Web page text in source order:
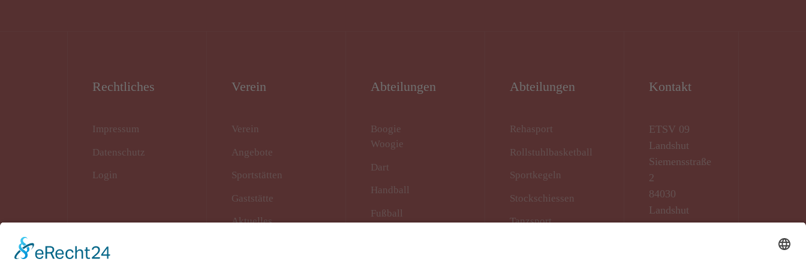
Rechtliches
Impressum
Datenschutz
Login
Verein
Verein
Angebote
Sportstätten
Gaststätte
Aktuelles
Abteilungen
Boogie
Woogie
Dart
Handball
Fußball
Abteilungen
Rehasport
Rollstuhlbasketball
Sportkegeln
Stockschiessen
Tanzsport
Kontakt
ETSV 09
Landshut
Siemensstraße
2
84030
Landshut